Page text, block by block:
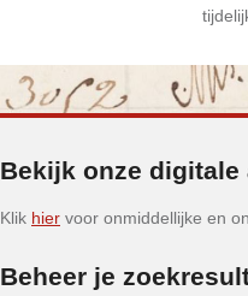
Bekijk onze digitale
Klik hier voor onmiddellijke en
Beheer je